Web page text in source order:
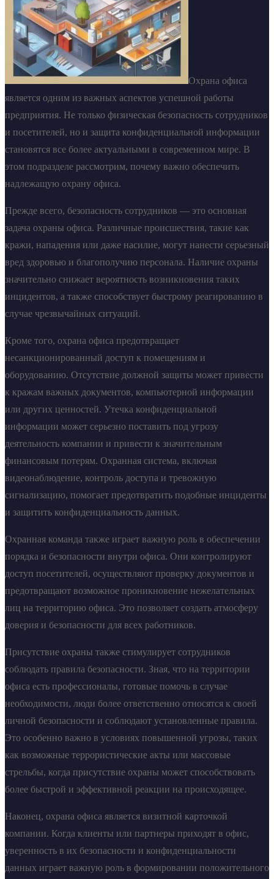
Охрана офиса
является одним из важных аспектов успешной работы
предприятия. Не только физическая безопасность сотрудников
и посетителей, но и защита конфиденциальной информации
становятся все более актуальными в современном мире. В
этом подразделе рассмотрим, почему важно обеспечить
надлежащую охрану офиса.
Прежде всего, безопасность сотрудников — это основная
задача охраны офиса. Различные происшествия, такие как
кражи, нападения или даже насилие, могут нанести серьезный
вред здоровью и благополучию персонала. Наличие охраны
значительно снижает вероятность возникновения таких
инцидентов, а также способствует быстрому реагированию в
случае чрезвычайных ситуаций.
Кроме того, охрана офиса предотвращает
несанкционированный доступ к помещениям и
оборудованию. Отсутствие должной защиты может привести
к кражам важных документов, компьютерной информации
или других ценностей. Утечка конфиденциальной
информации может серьезно поставить под угрозу
деятельность компании и привести к значительным
финансовым потерям. Охранная система, включая
видеонаблюдение, контроль доступа и тревожную
сигнализацию, помогает предотвратить подобные инциденты
и защитить конфиденциальность данных.
Охранная команда также играет важную роль в обеспечении
порядка и безопасности внутри офиса. Они контролируют
доступ посетителей, осуществляют проверку документов и
предотвращают возможное проникновение нежелательных
лиц на территорию офиса. Это позволяет создать атмосферу
доверия и безопасности для всех работников.
Присутствие охраны также стимулирует сотрудников
соблюдать правила безопасности. Зная, что на территории
офиса есть профессионалы, готовые помочь в случае
необходимости, люди более ответственно относятся к своей
личной безопасности и соблюдают установленные правила.
Это особенно важно в условиях повышенной угрозы, таких
как возможные террористические акты или массовые
стрельбы, когда присутствие охраны может способствовать
более быстрой и эффективной реакции на происходящее.
Наконец, охрана офиса является визитной карточкой
компании. Когда клиенты или партнеры приходят в офис,
уверенность в их безопасности и конфиденциальности
данных играет важную роль в формировании положительного